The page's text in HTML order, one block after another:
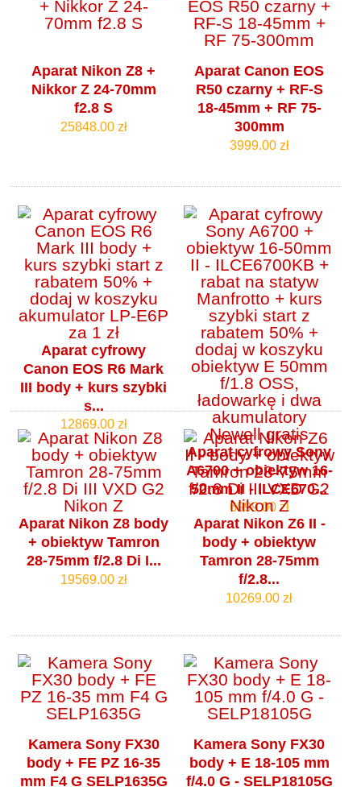
Aparat Nikon Z8 +
Nikkor Z 24-70mm
f2.8 S
25848.00 zł
Aparat Canon EOS
R50 czarny + RF-S
18-45mm + RF 75-
300mm
3999.00 zł
Aparat cyfrowy
Canon EOS R6 Mark
III body + kurs szybki
s...
12869.00 zł
Aparat cyfrowy Sony
A6700 + obiektyw 16-
50mm II - ILCE670...
6999.00 zł
Aparat Nikon Z8 body
+ obiektyw Tamron
28-75mm f/2.8 Di I...
19569.00 zł
Aparat Nikon Z6 II -
body + obiektyw
Tamron 28-75mm
f/2.8...
10269.00 zł
Kamera Sony FX30
body + FE PZ 16-35
mm F4 G SELP1635G
Kamera Sony FX30
body + E 18-105 mm
f/4.0 G - SELP18105G